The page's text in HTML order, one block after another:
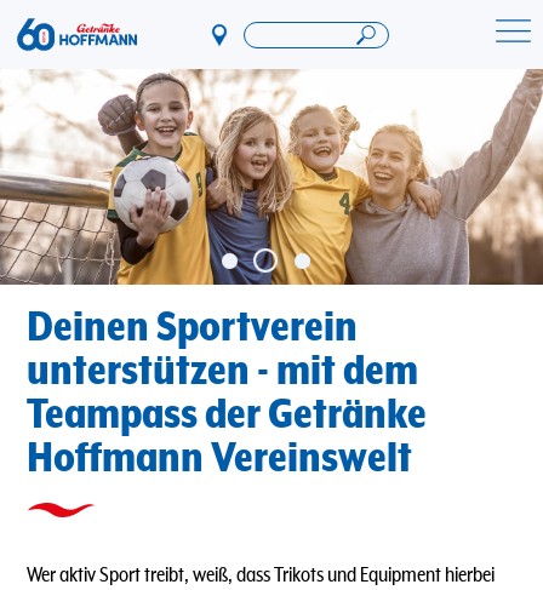
Direkt
zum
Inhalt
Startseite Getränke Hoffmann
Deinen Sportverein
unterstützen - mit dem
Teampass der Getränke
Hoffmann Vereinswelt
Wer aktiv Sport treibt, weiß, dass Trikots und Equipment hierbei